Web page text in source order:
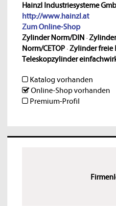
Hainzl Industriesysteme
http://www.hainzl.at
Zum Online-Shop
Zylinder Norm/DIN ·
Norm/CETOP·Zylinder freie
Teleskopzylinder
Katalog vorhanden
Online-Shop vorhanden
Premium-Profil